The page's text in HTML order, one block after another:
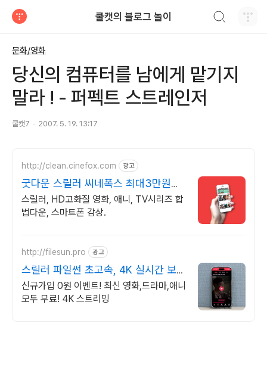
쿨캣의 블로그 놀이
문화/영화
당신의 컴퓨터를 남에게 맡기지
말라 ! - 퍼펙트 스트레인저
쿨캣7 2007. 5. 19. 13:17
http://clean.cinefox.com 광고
굿다운 스릴러 씨네폭스 최대3만원
+10%추가적립
스릴러, HD고화질 영화, 애니, TV시리즈 합
법다운, 스마트폰 감상.
http://filesun.pro 광고
스릴러 파일썬 초고속, 4K 실시간 보
기!
신규가입 0원 이벤트! 최신 영화,드라마,애니
모두 무료! 4K 스트리밍